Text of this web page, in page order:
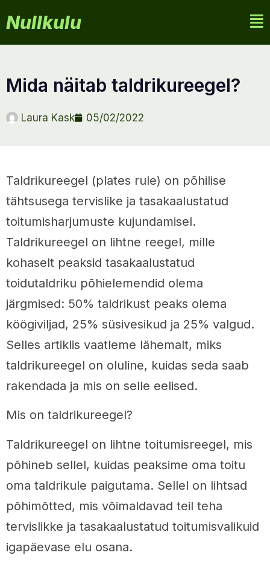
Nullkulu
mida näitab taldrikureegel?
Laura Kask 05/02/2022
Taldrikureegel (plates rule) on põhilise
tähtsusega tervislike ja tasakaalustatud
toitumisharjumuste kujundamisel.
Taldrikureegel on lihtne reegel, mille
kohaselt peaksid tasakaalustatud
toidutaldriku põhielemendid olema
järgmised: 50% taldrikust peaks olema
köögiviljad, 25% süsivesikud ja 25% valgud.
Selles artiklis vaatleme lähemalt, miks
taldrikureegel on oluline, kuidas seda saab
rakendada ja mis on selle eelised.
Mis on taldrikureegel?
Taldrikureegel on lihtne toitumisreegel, mis
põhineb sellel, kuidas peaksime oma toitu
oma taldrikule paigutama. Sellel on lihtsad
põhimõtted, mis võimaldavad teil teha
tervislikke ja tasakaalustatud toitumisvalikuid
igapäevase elu osana.